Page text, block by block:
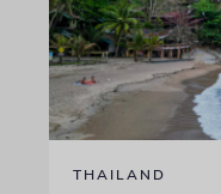
THAILAND